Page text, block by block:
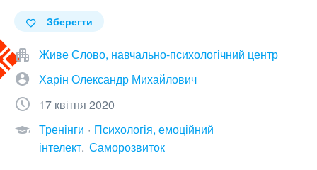
Зберегти
Живе Слово, навчально-психологічний центр
Харін Олександр Михайлович
17 квітня 2020
Тренінги
Психологія, емоційний
інтелект Саморозвиток